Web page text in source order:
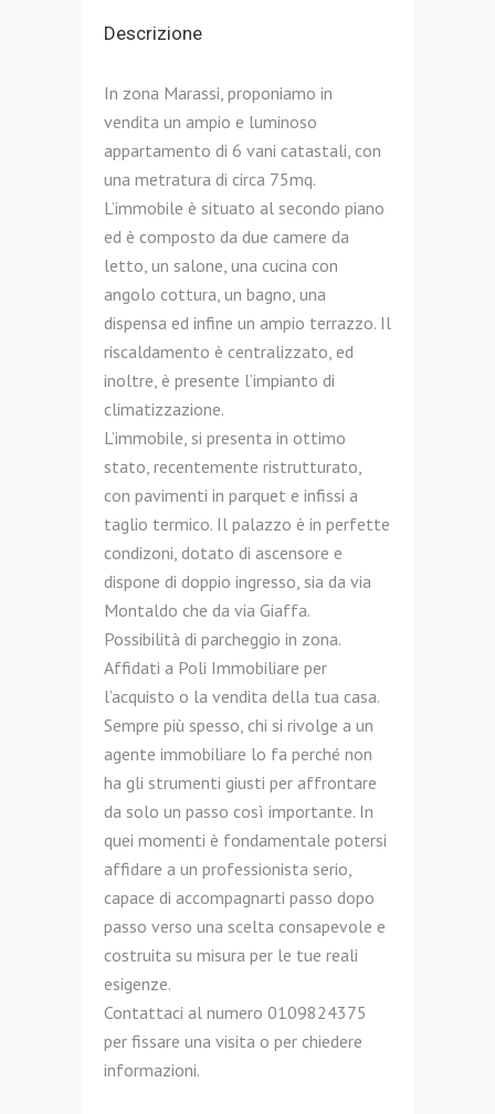
Descrizione
In zona Marassi, proponiamo in
vendita un ampio e luminoso
appartamento di 6 vani catastali, con
una metratura di circa 75mq.
L’immobile è situato al secondo piano
ed è composto da due camere da
letto, un salone, una cucina con
angolo cottura, un bagno, una
dispensa ed infine un ampio terrazzo. Il
riscaldamento è centralizzato, ed
inoltre, è presente l’impianto di
climatizzazione.
L’immobile, si presenta in ottimo
stato, recentemente ristrutturato,
con pavimenti in parquet e infissi a
taglio termico. Il palazzo è in perfette
condizoni, dotato di ascensore e
dispone di doppio ingresso, sia da via
Montaldo che da via Giaffa.
Possibilità di parcheggio in zona.
Affidati a Poli Immobiliare per
l’acquisto o la vendita della tua casa.
Sempre più spesso, chi si rivolge a un
agente immobiliare lo fa perché non
ha gli strumenti giusti per affrontare
da solo un passo così importante. In
quei momenti è fondamentale potersi
affidare a un professionista serio,
capace di accompagnarti passo dopo
passo verso una scelta consapevole e
costruita su misura per le tue reali
esigenze.
Contattaci al numero 0109824375
per fissare una visita o per chiedere
informazioni.